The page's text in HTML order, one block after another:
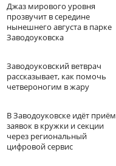
Джаз мирового уровня
прозвучит в середине
нынешнего августа в парке
Заводоуковска
Заводоуковский ветврач
рассказывает, как помочь
четвероногим в жару
В Заводоуковске идёт приём
заявок в кружки и секции
через региональный
цифровой сервис